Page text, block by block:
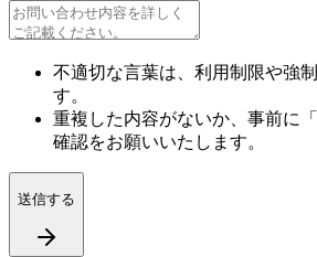
不適切な言葉は、利用制限や強
す。
重複した内容がないか、事前に「
確認をお願いいたします。
送信する